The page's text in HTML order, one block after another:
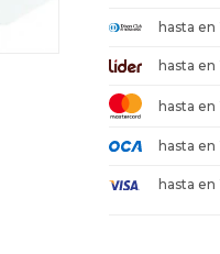
hasta en
hasta en
hasta en
hasta en
hasta en